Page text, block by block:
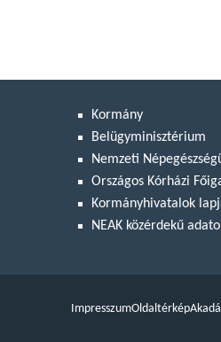
Kormány
Belügyminisztérium
Nemzeti
Országos Kórházi
Kormányhivatalok
NEAK közérdekű
ImpresszumOldaltérkép